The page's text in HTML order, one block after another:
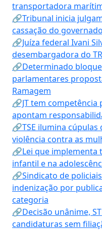
transportadora
🔗Tribunal inicia
cassação do
🔗Juíza federal Ivani
desembargadora do
🔗Determinado
parlamentares
Ramagem
🔗JT tem competência
apontam
🔗TSE ilumina
violência contra as
🔗Lei que implementa
infantil e na
🔗Sindicato de
indenização por
categoria
🔗Decisão unânime,
candidaturas sem